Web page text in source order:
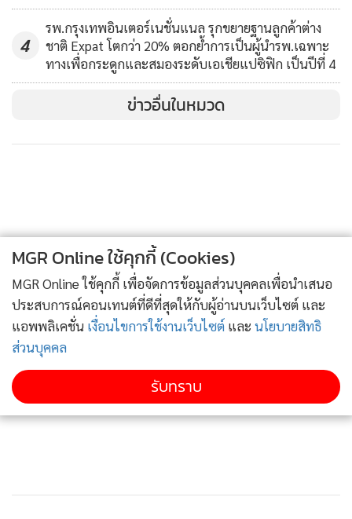
4
รพ.กรุงเทพอินเตอร์เนชั่นแนล รุกขยายฐานลูกค้าต่าง
ชาติ Expat โตกว่า 20% ตอกย้ำการเป็นผู้นำรพ.เฉพาะ
ทางเพื่อกระดูกและสมองระดับเอเชียแปซิฟิก เป็นปีที่ 4
ข่าวอื่นในหมวด
MGR Online ใช้คุกกี้ (Cookies)
MGR Online ใช้คุกกี้ เพื่อจัดการข้อมูลส่วนบุคคลเพื่อนำเสนอ
ประสบการณ์คอนเทนต์ที่ดีที่สุดให้กับผู้อ่านบนเว็บไซต์ และ
แอพพลิเคชั่น เงื่อนไขการใช้งานเว็บไซต์ และ นโยบายสิทธิ
ส่วนบุคคล
รับทราบ